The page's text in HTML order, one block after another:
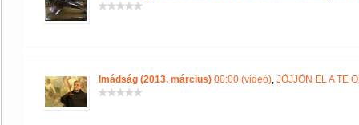
Imádság (2013. március) 00:00 (videó), JÖJJÖN EL A TE